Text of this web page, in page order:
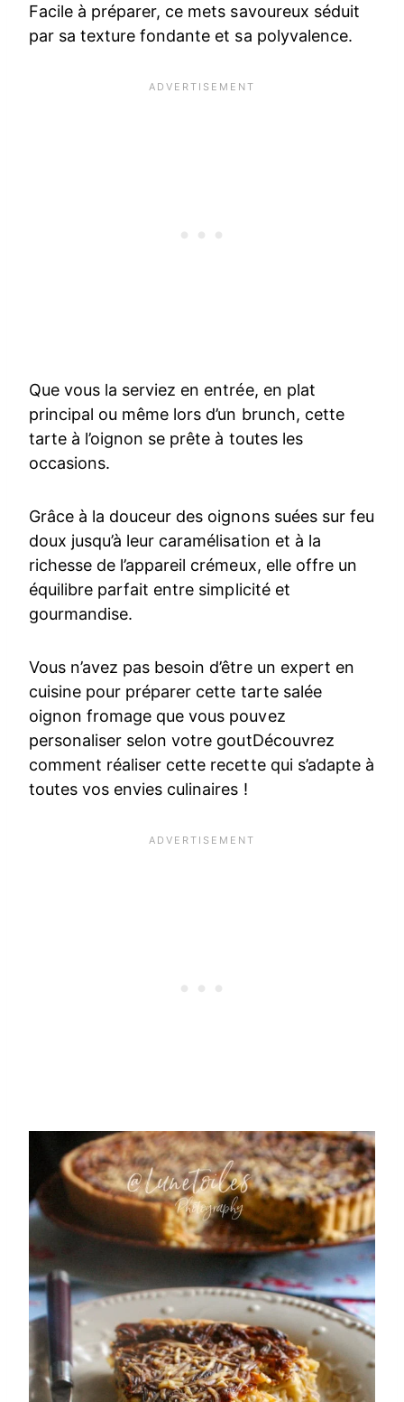
Facile à préparer, ce mets savoureux séduit
par sa texture fondante et sa polyvalence.
Que vous la serviez en entrée, en plat
principal ou même lors d’un brunch, cette
tarte à l’oignon se prête à toutes les
occasions.
Grâce à la douceur des oignons suées sur feu
doux jusqu’à leur caramélisation et à la
richesse de l’appareil crémeux, elle offre un
équilibre parfait entre simplicité et
gourmandise.
Vous n’avez pas besoin d’être un expert en
cuisine pour préparer cette tarte salée
oignon fromage que vous pouvez
personaliser selon votre goutDécouvrez
comment réaliser cette recette qui s’adapte à
toutes vos envies culinaires !